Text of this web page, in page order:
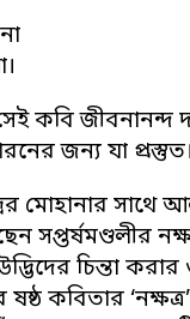
জীবনানন্দ
জন্য যা প্রস্তুত।
মোহানার সাথে
সপ্তর্ষমণ্ডলীর
চিন্তা
কবিতার